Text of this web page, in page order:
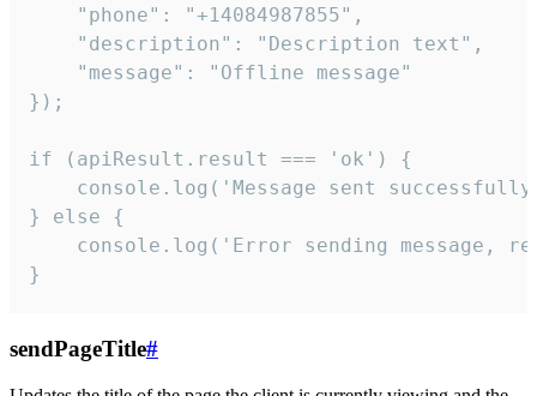
    "phone": "+14084987855",
    "description": "Description text",
    "message": "Offline message"
});
if (apiResult.result === 'ok') {
console.log('Message sent
} else {
console.log('Error sending message,
}
sendPageTitle#